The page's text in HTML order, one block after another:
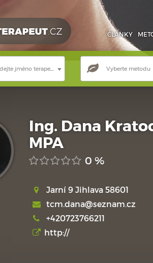
ČLÁNKY
Vyberte metodu
Ing. Dana
MPA
0 %
Jarní 9 Jihlava 58601
tcm.dana@seznam.cz
+420723766211
http://